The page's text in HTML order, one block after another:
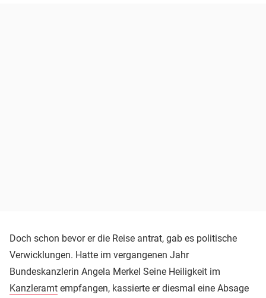
Doch schon bevor er die Reise antrat, gab es politische
Verwicklungen. Hatte im vergangenen Jahr
Bundeskanzlerin Angela Merkel Seine Heiligkeit im
Kanzleramt empfangen, kassierte er diesmal eine Absage